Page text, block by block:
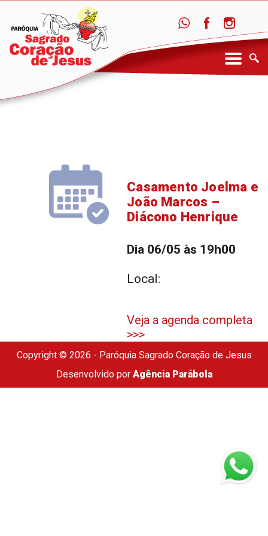
Casamento Joelma e
João Marcos –
Diácono Henrique
Dia 06/05 às 19h00
Local:
Veja a agenda completa
>>>
Copyright © 2026 - Paróquia Sagrado Coração de Jesus
Desenvolvido por Agência Parábola